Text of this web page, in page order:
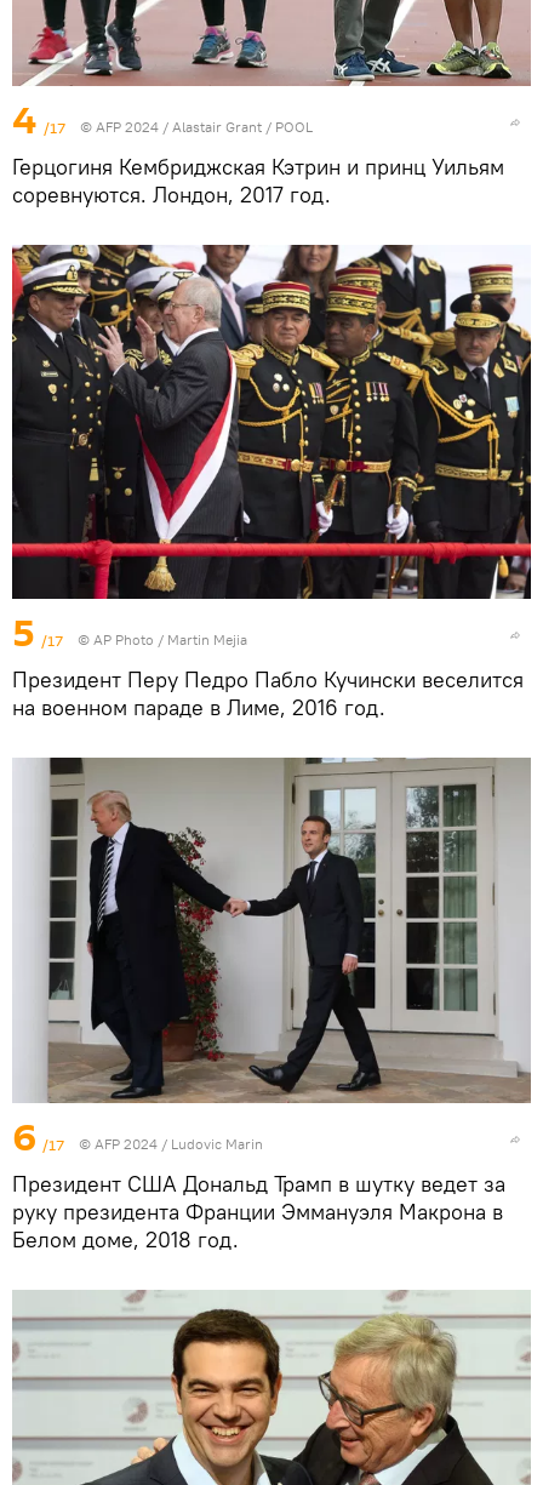
4 /17 © AFP 2024 / Alastair Grant / POOL
Герцогиня Кембриджская Кэтрин и принц Уильям
соревнуются. Лондон, 2017 год.
5 /17 © AP Photo / Martin Mejia
Президент Перу Педро Пабло Кучински веселится
на военном параде в Лиме, 2016 год.
6 /17 © AFP 2024 / Ludovic Marin
Президент США Дональд Трамп в шутку ведет за
руку президента Франции Эммануэля Макрона в
Белом доме, 2018 год.